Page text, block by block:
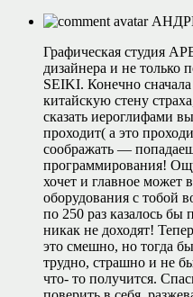
Графическая студия
дизайнера и не
SEIKI. Конечно
китайскую стену
сказать иероглифами
проходит( а это
соображать —
программирования!
хочет и главное может
оборудования с тобой
по 250 раз казалось
никак не доходят!
это смешно, но тогда
трудно, страшно и не
что- то получится.